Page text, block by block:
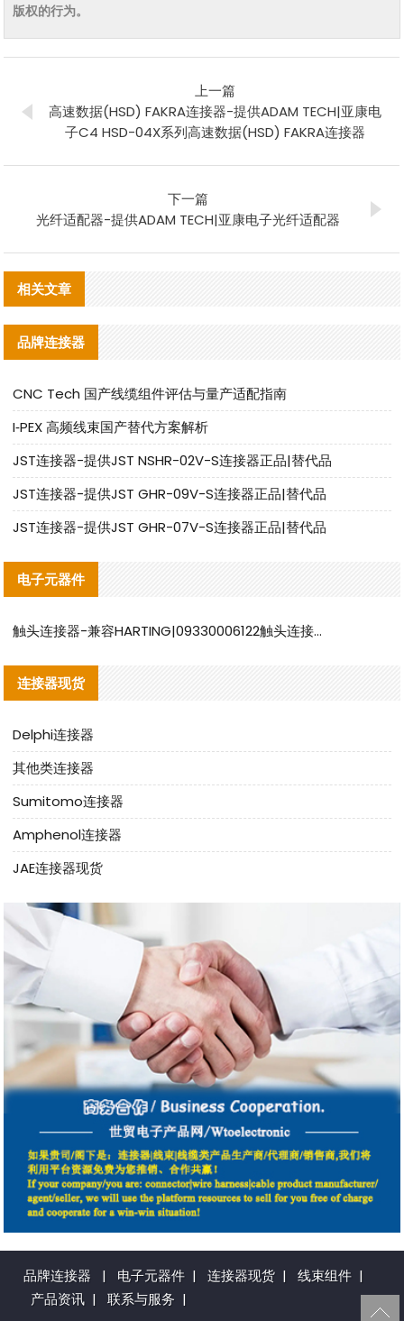
版权的行为。
上一篇
高速数据(HSD) FAKRA连接器-提供ADAM TECH|亚康电
子C4 HSD-04X系列高速数据(HSD) FAKRA连接器
下一篇
光纤适配器-提供ADAM TECH|亚康电子光纤适配器
相关文章
品牌连接器
CNC Tech 国产线缆组件评估与量产适配指南
I‑PEX 高频线束国产替代方案解析
JST连接器-提供JST NSHR-02V-S连接器正品|替代品
JST连接器-提供JST GHR-09V-S连接器正品|替代品
JST连接器-提供JST GHR-07V-S连接器正品|替代品
电子元器件
触头连接器-兼容HARTING|09330006122触头连接器替代品说明
连接器现货
Delphi连接器
其他类连接器
Sumitomo连接器
Amphenol连接器
JAE连接器现货
品牌连接器 | 电子元器件 | 连接器现货 | 线束组件 |
产品资讯 | 联系与服务 |